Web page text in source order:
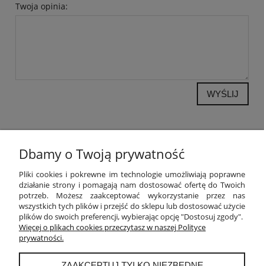
Twoja opinia:
WYŚLIJ
POMOC
MOJE KONTO
PŁATNOŚCI I DOSTAWA
INFORMACJE
Dbamy o Twoją prywatność
Pliki cookies i pokrewne im technologie umożliwiają poprawne
działanie strony i pomagają nam dostosować ofertę do Twoich
potrzeb. Możesz zaakceptować wykorzystanie przez nas
wszystkich tych plików i przejść do sklepu lub dostosować użycie
plików do swoich preferencji, wybierając opcję "Dostosuj zgody".
Więcej o plikach cookies przeczytasz w naszej Polityce
prywatności.